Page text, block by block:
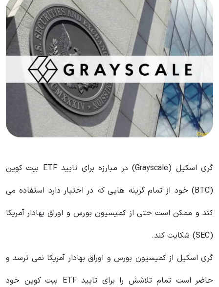
گری اسکیل (Grayscale) در مبارزه برای تایید ETF بیت کوین
(BTC) خود از تمام گزینه هایی که در اختیار دارد استفاده می
کند و ممکن است حتی از کمیسیون بورس و اوراق بهادار آمریکا
(SEC) شکایت کند.
گری اسکیل از کمیسیون بورس و اوراق بهادار آمریکا نمی ترسد و
حاضر است تمام تلاشش را برای تایید ETF بیت کوین خود